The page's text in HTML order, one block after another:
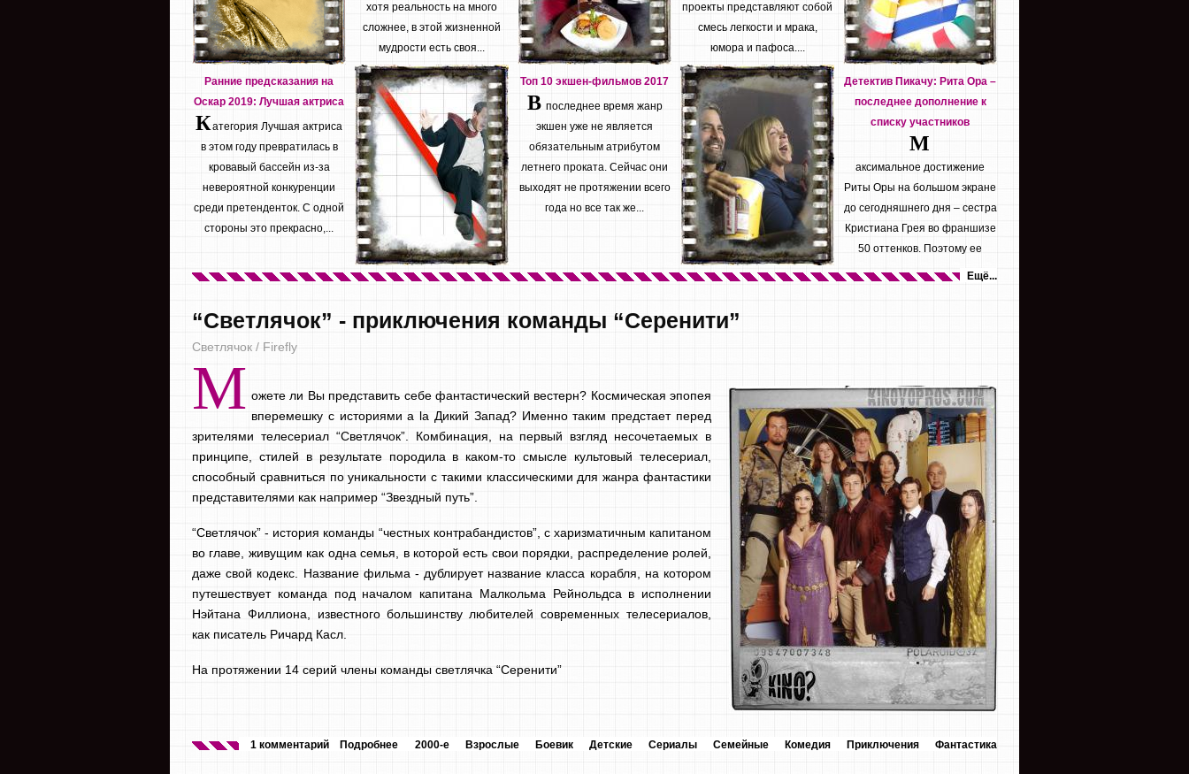
Ранние предсказания на
Оскар 2019: Лучшая актриса
Категория Лучшая актриса
в этом году превратилась в
кровавый бассейн из-за
невероятной конкуренции
среди претенденток. С одной
стороны это прекрасно,...
хотя реальность на много
сложнее, в этой жизненной
мудрости есть своя...
Топ 10 экшен-фильмов 2017
В последнее время жанр
экшен уже не является
обязательным атрибутом
летнего проката. Сейчас они
выходят не протяжении всего
года но все так же...
проекты представляют собой
смесь легкости и мрака,
юмора и пафоса....
Детектив Пикачу: Рита Ора –
последнее дополнение к
списку участников
М
аксимальное достижение
Риты Оры на большом экране
до сегодняшнего дня – сестра
Кристиана Грея во франшизе
50 оттенков. Поэтому ее
Ещё...
“Светлячок” - приключения команды “Серенити”
Светлячок / Firefly
М ожете ли Вы представить себе фантастический вестерн? Космическая эпопея
вперемешку с историями а la Дикий Запад? Именно таким предстает перед
зрителями телесериал “Светлячок”. Комбинация, на первый взгляд несочетаемых в
принципе, стилей в результате породила в каком-то смысле культовый телесериал,
способный сравниться по уникальности с такими классическими для жанра фантастики
представителями как например “Звездный путь”.
“Светлячок” - история команды “честных контрабандистов”, с харизматичным капитаном
во главе, живущим как одна семья, в которой есть свои порядки, распределение ролей,
даже свой кодекс. Название фильма - дублирует название класса корабля, на котором
путешествует команда под началом капитана Малкольма Рейнольдса в исполнении
Нэйтана Филлиона, известного большинству любителей современных телесериалов,
как писатель Ричард Касл.
На протяжении 14 серий члены команды светлячка “Серенити”
2000-е Взрослые Боевик Детские Сериалы Семейные Комедия Приключения Фантастика
1 комментарий Подробнее